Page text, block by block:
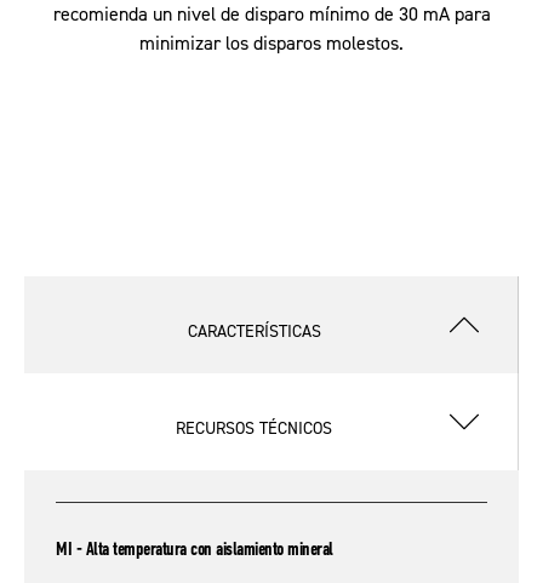
recomienda un nivel de disparo mínimo de 30 mA para
minimizar los disparos molestos.
CARACTERÍSTICAS
RECURSOS TÉCNICOS
MI - Alta temperatura con aislamiento mineral